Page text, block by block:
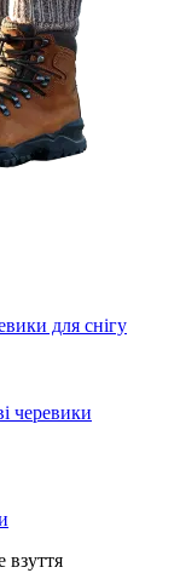
для снігу
черевики
взуття